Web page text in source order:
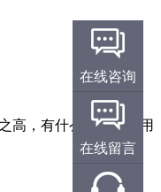
高，有什么工具可以用
在线咨询
在线留言